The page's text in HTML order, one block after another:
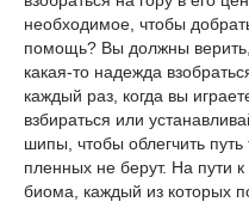
необходимое, чтобы
помощь? Вы должны верить,
какая-то надежда
каждый раз, когда вы
взбираться или
шипы, чтобы облегчить
пленных не берут. На пути
биома, каждый из которых